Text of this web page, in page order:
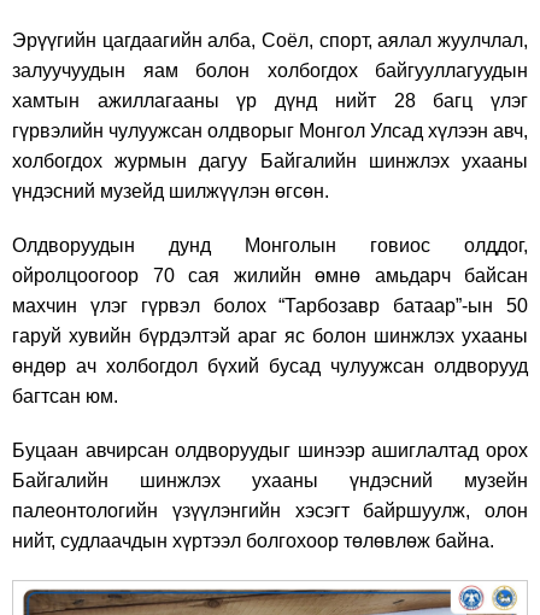
Эрүүгийн цагдаагийн алба, Соёл, спорт, аялал жуулчлал,
залуучуудын яам болон холбогдох байгууллагуудын
хамтын ажиллагааны үр дүнд нийт 28 багц үлэг
гүрвэлийн чулуужсан олдворыг Монгол Улсад хүлээн авч,
холбогдох журмын дагуу Байгалийн шинжлэх ухааны
үндэсний музейд шилжүүлэн өгсөн.
Олдворуудын дунд Монголын говиос олддог,
ойролцоогоор 70 сая жилийн өмнө амьдарч байсан
махчин үлэг гүрвэл болох “Тарбозавр батаар”-ын 50
гаруй хувийн бүрдэлтэй араг яс болон шинжлэх ухааны
өндөр ач холбогдол бүхий бусад чулуужсан олдворууд
багтсан юм.
Буцаан авчирсан олдворуудыг шинээр ашиглалтад орох
Байгалийн шинжлэх ухааны үндэсний музейн
палеонтологийн үзүүлэнгийн хэсэгт байршуулж, олон
нийт, судлаачдын хүртээл болгохоор төлөвлөж байна.